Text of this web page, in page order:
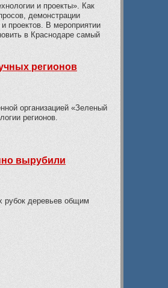
и проекты». Как
демонстрации
проектов. В мероприятии
в Краснодаре самый
регионов
организацией «Зеленый
регионов.
вырубили
рубок деревьев общим